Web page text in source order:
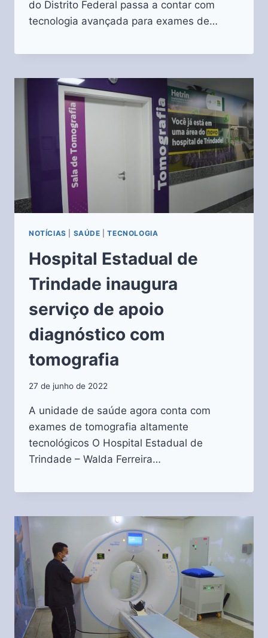
do Distrito Federal passa a contar com
tecnologia avançada para exames de…
NOTÍCIAS SAÚDE |TECNOLOGIA
Hospital Estadual de
Trindade inaugura
serviço de apoio
diagnóstico com
tomografia
27 de junho de 2022
A unidade de saúde agora conta com
exames de tomografia altamente
tecnológicos O Hospital Estadual de
Trindade – Walda Ferreira…